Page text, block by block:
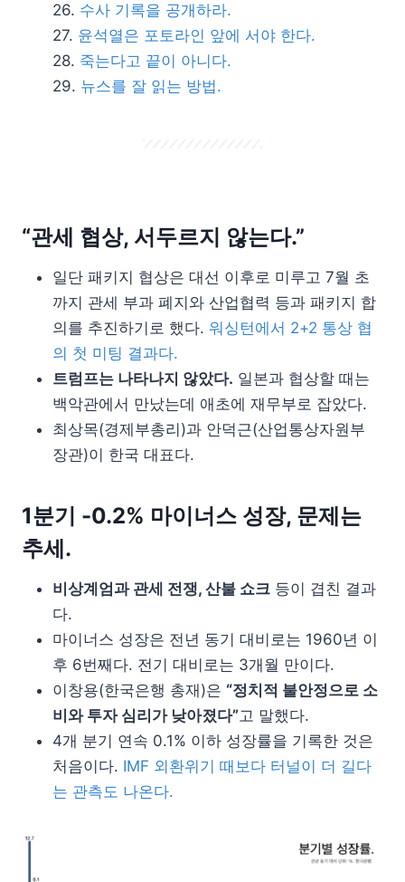
수사 기록을 공개하라.
윤석열은 포토라인 앞에 서야 한다.
죽는다고 끝이 아니다.
뉴스를 잘 읽는 방법.
“관세 협상, 서두르지 않는다.”
일단 패키지 협상은 대선 이후로 미루고 7월 초
까지 관세 부과 폐지와 산업협력 등과 패키지 합
의를 추진하기로 했다. 워싱턴에서 2+2 통상 협
의 첫 미팅 결과다.
트럼프는 나타나지 않았다. 일본과 협상할 때는
백악관에서 만났는데 애초에 재무부로 잡았다.
최상목(경제부총리)과 안덕근(산업통상자원부
장관)이 한국 대표다.
1분기 -0.2% 마이너스 성장, 문제는
추세.
비상계엄과 관세 전쟁, 산불 쇼크 등이 겹친 결과
다.
마이너스 성장은 전년 동기 대비로는 1960년 이
후 6번째다. 전기 대비로는 3개월 만이다.
이창용(한국은행 총재)은 “정치적 불안정으로 소
비와 투자 심리가 낮아졌다”고 말했다.
4개 분기 연속 0.1% 이하 성장률을 기록한 것은
처음이다. IMF 외환위기 때보다 터널이 더 길다
는 관측도 나온다.